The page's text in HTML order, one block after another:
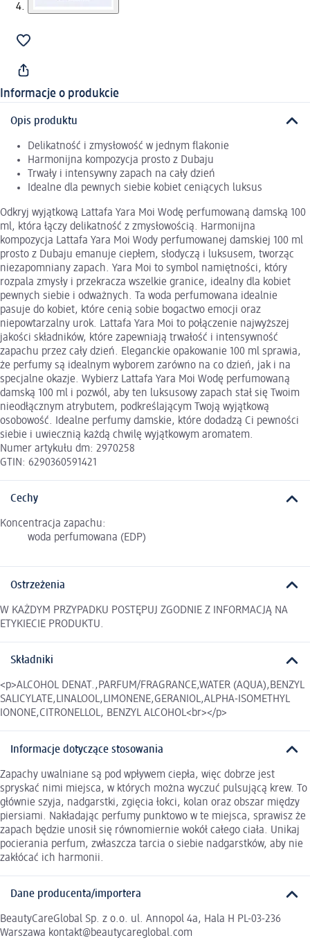
Informacje o produkcie
Opis produktu
Delikatność i zmysłowość w jednym flakonie
Harmonijna kompozycja prosto z Dubaju
Trwały i intensywny zapach na cały dzień
Idealne dla pewnych siebie kobiet ceniących luksus
Odkryj wyjątkową Lattafa Yara Moi Wodę perfumowaną damską 100
ml, która łączy delikatność z zmysłowością. Harmonijna
kompozycja Lattafa Yara Moi Wody perfumowanej damskiej 100 ml
prosto z Dubaju emanuje ciepłem, słodyczą i luksusem, tworząc
niezapomniany zapach. Yara Moi to symbol namiętności, który
rozpala zmysły i przekracza wszelkie granice, idealny dla kobiet
pewnych siebie i odważnych. Ta woda perfumowana idealnie
pasuje do kobiet, które cenią sobie bogactwo emocji oraz
niepowtarzalny urok. Lattafa Yara Moi to połączenie najwyższej
jakości składników, które zapewniają trwałość i intensywność
zapachu przez cały dzień. Eleganckie opakowanie 100 ml sprawia,
że perfumy są idealnym wyborem zarówno na co dzień, jak i na
specjalne okazje. Wybierz Lattafa Yara Moi Wodę perfumowaną
damską 100 ml i pozwól, aby ten luksusowy zapach stał się Twoim
nieodłącznym atrybutem, podkreślającym Twoją wyjątkową
osobowość. Idealne perfumy damskie, które dodadzą Ci pewności
siebie i uwiecznią każdą chwilę wyjątkowym aromatem.
Numer artykułu dm: 2970258
GTIN: 6290360591421
Cechy
Koncentracja zapachu:
woda perfumowana (EDP)
Ostrzeżenia
W KAŻDYM PRZYPADKU POSTĘPUJ ZGODNIE Z INFORMACJĄ NA
ETYKIECIE PRODUKTU.
Składniki
<p>ALCOHOL DENAT.,PARFUM/FRAGRANCE,WATER (AQUA),BENZYL
SALICYLATE,LINALOOL,LIMONENE,GERANIOL,ALPHA-ISOMETHYL
IONONE,CITRONELLOL, BENZYL ALCOHOL<br></p>
Informacje dotyczące stosowania
Zapachy uwalniane są pod wpływem ciepła, więc dobrze jest
spryskać nimi miejsca, w których można wyczuć pulsującą krew. To
głównie szyja, nadgarstki, zgięcia łokci, kolan oraz obszar między
piersiami. Nakładając perfumy punktowo w te miejsca, sprawisz że
zapach będzie unosił się równomiernie wokół całego ciała. Unikaj
pocierania perfum, zwłaszcza tarcia o siebie nadgarstków, aby nie
zakłócać ich harmonii.
Dane producenta/importera
BeautyCareGlobal Sp. z o.o. ul. Annopol 4a, Hala H PL-03-236
Warszawa kontakt@beautycareglobal.com